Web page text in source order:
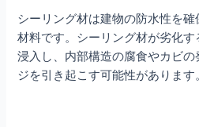
シーリング材は建物の防水性を
材料です。シーリング材が劣化
浸入し、内部構造の腐食やカビ
ジを引き起こす可能性があります。